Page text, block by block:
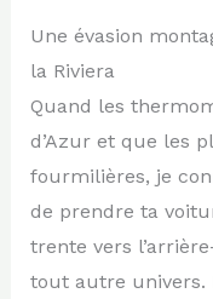
Une évasion
la Riviera
Quand les
d’Azur et que les
fourmilières, je
de prendre ta
trente vers
tout autre univers.